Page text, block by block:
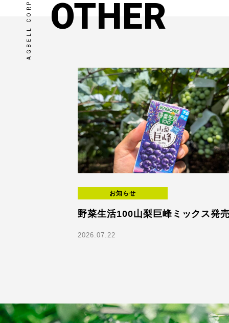
OTHER
お知らせ
野菜生活100山梨巨峰ミックス発売
2026.07.22